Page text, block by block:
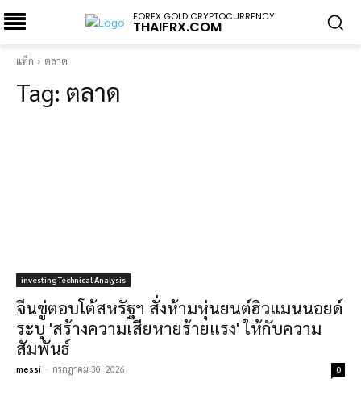
FOREX GOLD CRYPTOCURRENCY
THAIFRX.COM
แท็ก ตลาด
Tag: ตลาด
investing Technical Analysis
จีนขู่ตอบโต้สหรัฐฯ สั่งห้ามหุ่นยนต์ฮิวแมนนอยด์
ระบุ 'สร้างความเสียหายร้ายแรง' ให้กับความ
สัมพันธ์
messi - กรกฎาคม 30, 2026 0